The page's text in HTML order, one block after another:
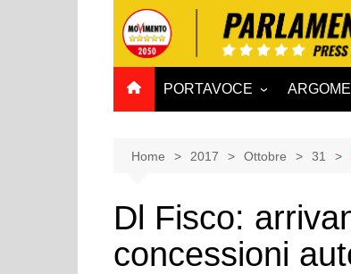
PORTAVOCE
SENATO
Affari
Ambiente
Home 2017 Ottobre 31
Dl Fisco:
concessioni